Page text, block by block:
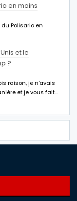
en moins
Polisario en
et le
?
raison, je n'avais
et je vous fait…